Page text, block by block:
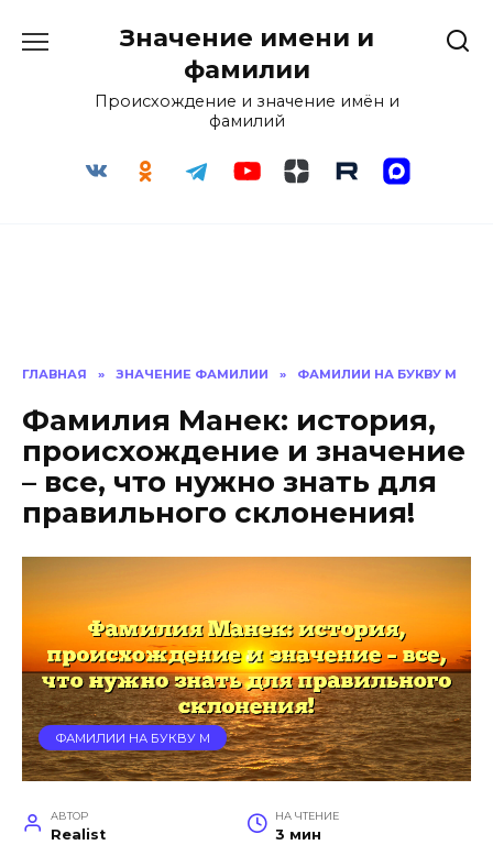
Значение имени и
фамилии
Происхождение и значение имён и
фамилий
ГЛАВНАЯ » ЗНАЧЕНИЕ ФАМИЛИИ » ФАМИЛИИ НА БУКВУ М
Фамилия Манек: история,
происхождение и значение
– все, что нужно знать для
правильного склонения!
ФАМИЛИИ НА БУКВУ М
АВТОР
Realist
НА ЧТЕНИЕ
3 мин